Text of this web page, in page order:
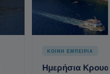
ΚΟΙΝΗ ΕΜΠΕΙΡΙΑ
Ημερήσια